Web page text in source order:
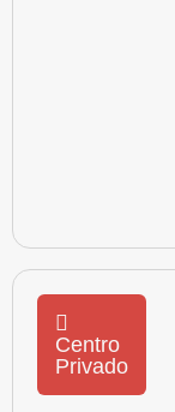
Centro
Privado